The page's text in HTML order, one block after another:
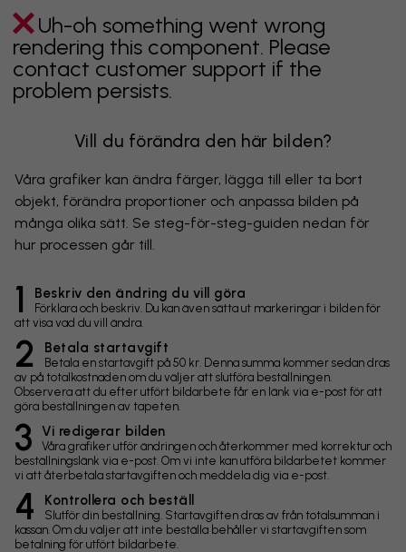
Uh-oh something went wrong
rendering this component. Please
contact customer support if the
problem persists.
Vill du förändra den här bilden?
Våra grafiker kan ändra färger, lägga till eller ta bort
objekt, förändra proportioner och anpassa bilden på
många olika sätt. Se steg-för-steg-guiden nedan för
hur processen går till.
1 Beskriv den ändring du vill göra
Förklara och beskriv. Du kan även sätta ut markeringar i bilden för
att visa vad du vill ändra.
2 Betala startavgift
Betala en startavgift på 50 kr. Denna summa kommer sedan dras
av på totalkostnaden om du väljer att slutföra beställningen.
Observera att du efter utfört bildarbete får en länk via e-post för att
göra beställningen av tapeten.
3 Vi redigerar bilden
Våra grafiker utför ändringen och återkommer med korrektur och
beställningslänk via e-post. Om vi inte kan utföra bildarbetet kommer
vi att återbetala startavgiften och meddela dig via e-post.
4 Kontrollera och beställ
Slutför din beställning. Startavgiften dras av från totalsumman i
kassan. Om du väljer att inte beställa behåller vi startavgiften som
betalning för utfört bildarbete.